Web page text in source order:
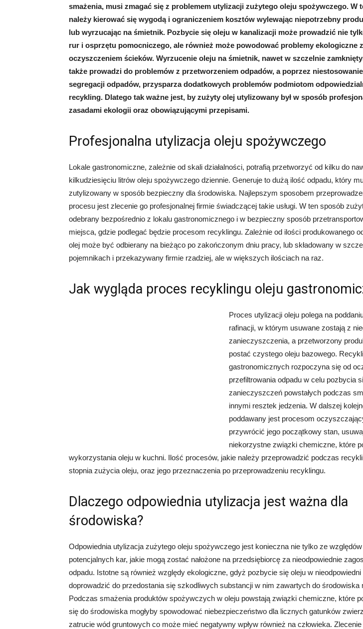
smażenia, musi zmagać się z problemem utylizacji zużytego oleju spożywczego. W
należy kierować się wygodą i ograniczeniem kosztów wylewając niepotrzebny
lub wyrzucając na śmietnik. Pozbycie się oleju w kanalizacji może prowadzić nie
rur i osprzętu pomocniczego, ale również może powodować problemy ekologiczne z
oczyszczeniem ścieków. Wyrzucenie oleju na śmietnik, nawet w szczelnie
także prowadzi do problemów z przetworzeniem odpadów, a poprzez
segregacji odpadów, przysparza dodatkowych problemów podmiotom
recykling. Dlatego tak ważne jest, by zużyty olej utylizowany był w sposób
zasadami ekologii oraz obowiązującymi przepisami.
Profesjonalna utylizacja oleju spożywczego
Lokale gastronomiczne, zależnie od skali działalności, potrafią przetworzyć od kilku do
kilkudziesięciu litrów oleju spożywczego dziennie. Generuje to dużą ilość odpadu, który
zutylizowany w sposób bezpieczny dla środowiska. Najlepszym sposobem
procesu jest zlecenie go profesjonalnej firmie świadczącej takie usługi. W ten sposób
odebrany bezpośrednio z lokalu gastronomicznego i w bezpieczny sposób
miejsca, gdzie podlegać będzie procesom recyklingu. Zależnie od ilości produkowanego
olej może być odbierany na bieżąco po zakończonym dniu pracy, lub składowany w
pojemnikach i przekazywany firmie rzadziej, ale w większych ilościach na raz.
Jak wygląda proces recyklingu oleju
Proces utylizacji oleju polega na
rafinacji, w którym usuwane zostają z
zanieczyszczenia, a przetworzony
postać czystego oleju bazowego.
gastronomicznych rozpoczyna się od
przefiltrowania odpadu w celu pozbycia
zanieczyszczeń powstałych podczas
innymi resztek jedzenia. W dalszej
poddawany jest procesom
przywrócić jego początkowy stan,
niekorzystne związki chemiczne, które
wykorzystania oleju w kuchni. Ilość procesów, jakie należy przeprowadzić podczas
stopnia zużycia oleju, oraz jego przeznaczenia po przeprowadzeniu recyklingu.
Dlaczego odpowiednia utylizacja jest ważna dla
środowiska?
Odpowiednia utylizacja zużytego oleju spożywczego jest konieczna nie tylko ze
potencjalnych kar, jakie mogą zostać nałożone na przedsiębiorcę za nieodpowiednie
odpadu. Istotne są również względy ekologiczne, gdyż pozbycie się oleju w
doprowadzić do przedostania się szkodliwych substancji w nim zawartych do środowiska
Podczas smażenia produktów spożywczych w oleju powstają związki chemiczne, które
się do środowiska mogłyby spowodować niebezpieczeństwo dla licznych gatunków
zatrucie wód gruntowych co może mieć negatywny wpływ również na człowieka.